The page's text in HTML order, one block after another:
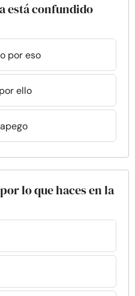
está confundido
por eso
ello
lo que haces en la